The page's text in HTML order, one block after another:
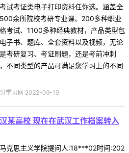
试考证类电子打印资料任你选。涵盖全
余所院校考研专业课、200多种职业
考试、1100多种经典教材，产品类型包
子书、题库、全套资料以及视频，无论
考研复习、考证刷题，还是考前冲刺
不同类型的产品可满足您学习上的不同
学习网 2022-09-19
某高校 现在在武汉工作档案转入
克思主义学院提问人:18***02时间:202